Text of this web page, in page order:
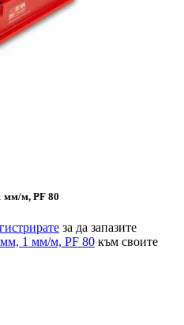
мм/м, PF 80
за да запазите
мм, 1 мм/м, PF 80 към своите